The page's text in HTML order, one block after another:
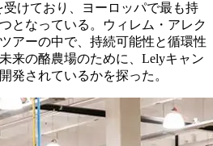
けており、ヨーロッパで最も持
となっている。ウィレム・アレク
アーの中で、持続可能性と循環性
来の酪農場のために、Lelyキャン
発されているかを探った。